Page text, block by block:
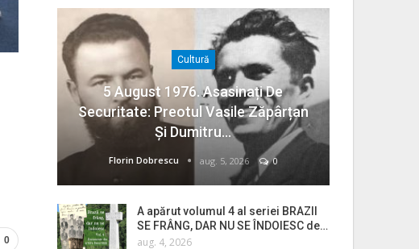
0
Cultură
5 August 1976. Asasinați De
Securitate: Preotul Vasile Zăpârțan
Și Dumitru…
Florin Dobrescu aug. 5, 2026 0
A apărut volumul 4 al seriei BRAZII
SE FRÂNG, DAR NU SE ÎNDOIESC de…
aug. 4, 2026